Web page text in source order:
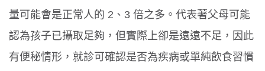
量可能會是正常人的 2、3 倍之多。代表著父母可能
認為孩子已攝取足夠，但實際上卻是遠遠不足，因此
有便秘情形，就診可確認是否為疾病或單純飲食習慣